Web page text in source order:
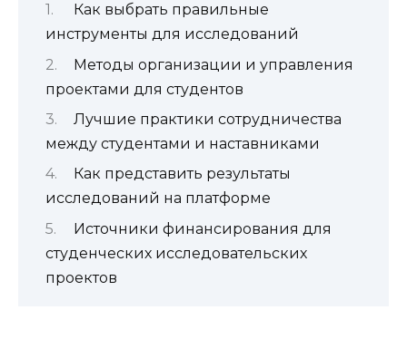
Как выбрать правильные
инструменты для исследований
Методы организации и управления
проектами для студентов
Лучшие практики сотрудничества
между студентами и наставниками
Как представить результаты
исследований на платформе
Источники финансирования для
студенческих исследовательских
проектов